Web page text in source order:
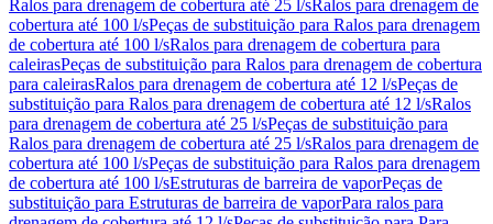
Ralos para drenagem de cobertura até 25 l/sRalos para drenagem de
cobertura até 100 l/sPeças de substituição para Ralos para drenagem
de cobertura até 100 l/sRalos para drenagem de cobertura para
caleirasPeças de substituição para Ralos para drenagem de cobertura
para caleirasRalos para drenagem de cobertura até 12 l/sPeças de
substituição para Ralos para drenagem de cobertura até 12 l/sRalos
para drenagem de cobertura até 25 l/sPeças de substituição para
Ralos para drenagem de cobertura até 25 l/sRalos para drenagem de
cobertura até 100 l/sPeças de substituição para Ralos para drenagem
de cobertura até 100 l/sEstruturas de barreira de vaporPeças de
substituição para Estruturas de barreira de vaporPara ralos para